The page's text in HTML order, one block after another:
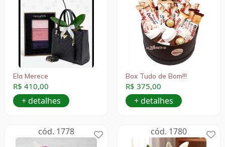
Ela Merece
R$ 410,00
+ detalhes
Box Tudo de Bom!!!
R$ 375,00
+ detalhes
cód. 1778 cód. 1780